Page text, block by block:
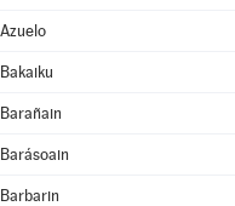
Azuelo
Bakaiku
Barañain
Barásoain
Barbarin